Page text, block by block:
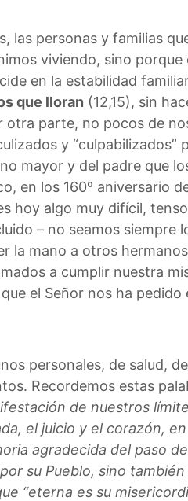
las personas y familias
viviendo, sino porque
en la estabilidad
que lloran (12,15), sin
otra parte, no pocos de
y “culpabilizados”
mayor y del padre que
en los 160º aniversario
hoy algo muy difícil,
– no seamos siempre
la mano a otros
a cumplir nuestra
el Señor nos ha pedido
personales, de salud,
Recordemos estas
de nuestros
el juicio y el corazón,
agradecida del paso
su Pueblo, sino también
“eterna es su